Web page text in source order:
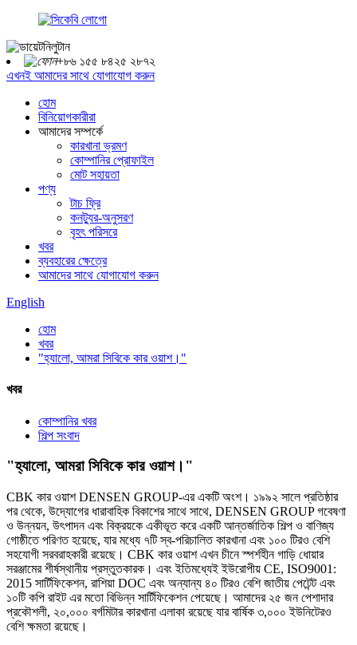
+৮৬ ১৫৫ ৮৪২৫ ২৮৭২
এখনই আমাদের সাথে যোগাযোগ করুন
হোম
বিনিয়োগকারীরা
আমাদের সম্পর্কে
কারখানা ভ্রমণ
কোম্পানির প্রোফাইল
মোট সহায়তা
পণ্য
টাচ ফ্রি
কনট্যুর-অনুসরণ
বৃহৎ পরিসরে
খবর
ব্যবহারের ক্ষেত্রে
আমাদের সাথে যোগাযোগ করুন
English
হোম
খবর
"হ্যালো, আমরা সিবিকে কার ওয়াশ।"
খবর
কোম্পানির খবর
শিল্প সংবাদ
"হ্যালো, আমরা সিবিকে কার ওয়াশ।"
CBK কার ওয়াশ DENSEN GROUP-এর একটি অংশ। ১৯৯২ সালে প্রতিষ্ঠার
পর থেকে, উদ্যোগের ধারাবাহিক বিকাশের সাথে সাথে, DENSEN GROUP গবেষণা
ও উন্নয়ন, উৎপাদন এবং বিক্রয়কে একীভূত করে একটি আন্তর্জাতিক শিল্প ও বাণিজ্য
গোষ্ঠীতে পরিণত হয়েছে, যার মধ্যে ৭টি স্ব-পরিচালিত কারখানা এবং ১০০ টিরও বেশি
সহযোগী সরবরাহকারী রয়েছে। CBK কার ওয়াশ এখন চীনে স্পর্শহীন গাড়ি ধোয়ার
সরঞ্জামের শীর্ষস্থানীয় প্রস্তুতকারক। এবং ইতিমধ্যেই ইউরোপীয় CE, ISO9001:
2015 সার্টিফিকেশন, রাশিয়া DOC এবং অন্যান্য ৪০ টিরও বেশি জাতীয় পেটেন্ট এবং
১০টি কপি রাইট এর মতো বিভিন্ন সার্টিফিকেশন পেয়েছে। আমাদের ২৫ জন পেশাদার
প্রকৌশলী, ২০,০০০ বর্গমিটার কারখানা এলাকা রয়েছে যার বার্ষিক ৩,০০০ ইউনিটেরও
বেশি ক্ষমতা রয়েছে।